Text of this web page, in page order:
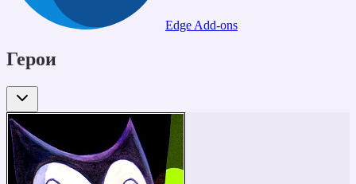
Edge Add-ons
Герои